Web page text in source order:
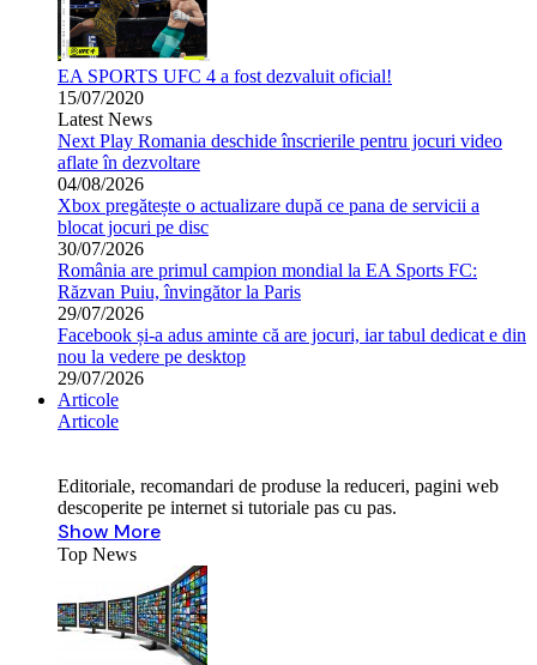
EA SPORTS UFC 4 a fost dezvaluit oficial!
15/07/2020
Latest News
Next Play Romania deschide înscrierile pentru jocuri video
aflate în dezvoltare
04/08/2026
Xbox pregătește o actualizare după ce pana de servicii a
blocat jocuri pe disc
30/07/2026
România are primul campion mondial la EA Sports FC:
Răzvan Puiu, învingător la Paris
29/07/2026
Facebook și-a adus aminte că are jocuri, iar tabul dedicat e din
nou la vedere pe desktop
29/07/2026
Articole
Articole
Editoriale, recomandari de produse la reduceri, pagini web
descoperite pe internet si tutoriale pas cu pas.
Show More
Top News